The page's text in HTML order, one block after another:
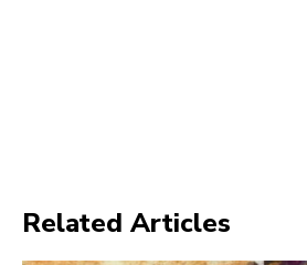
Related Articles